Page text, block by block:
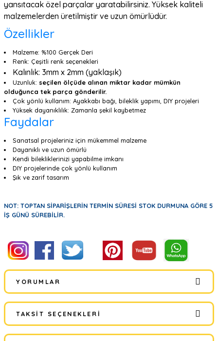
yansıtacak özel parçalar yaratabilirsiniz. Yüksek kaliteli
malzemelerden üretilmiştir ve uzun ömürlüdür.
Özellikler
Malzeme: %100 Gerçek Deri
Renk: Çeşitli renk seçenekleri
Kalınlık: 3mm x 2mm (yaklaşık)
Uzunluk: seçilen ölçüde alınan miktar kadar mümkün
olduğunca tek parça gönderilir.
Çok yönlü kullanım: Ayakkabı bağı, bileklik yapımı, DIY projeleri
Yüksek dayanıklılık: Zamanla şekil kaybetmez
Faydalar
Sanatsal projeleriniz için mükemmel malzeme
Dayanıklı ve uzun ömürlü
Kendi bilekliklerinizi yapabilme imkanı
DIY projelerinde çok yönlü kullanım
Şık ve zarif tasarım
NOT: TOPTAN SİPARİŞLERİN TERMİN SÜRESİ STOK DURMUNA GÖRE 5
İŞ GÜNÜ SÜREBİLİR.
YORUMLAR
Bu ürüne ilk yorumu siz yapın!
TAKSIT SEÇENEKLERI